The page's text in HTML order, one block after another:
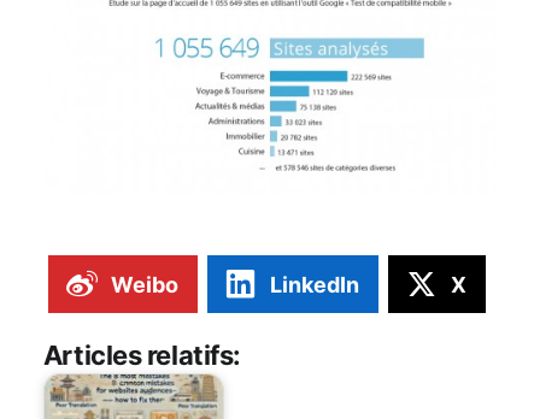
Weibo LinkedIn X
Articles relatifs: